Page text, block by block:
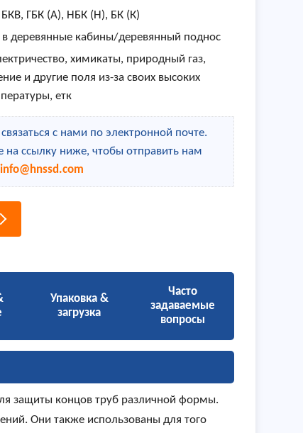
ГБК (А), НБК (Н), БК (К)
деревянные кабины/деревянный поднос
химикаты, природный газ,
и другие поля из-за своих высоких
етк
с нами по электронной почте.
на ссылку ниже, чтобы отправить нам
info@hnssd.com
Упаковка &
загрузка
Часто
задаваемые
вопросы
защиты концов труб различной формы.
Они также использованы для того